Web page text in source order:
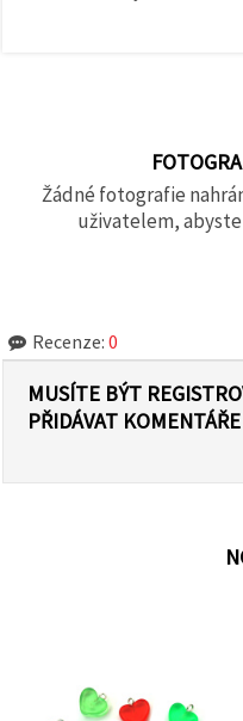
Žádné fotografie
uživatelem,
Recenze: 0
MUSÍTE BÝT
PŘIDÁVAT KOMENTÁŘE